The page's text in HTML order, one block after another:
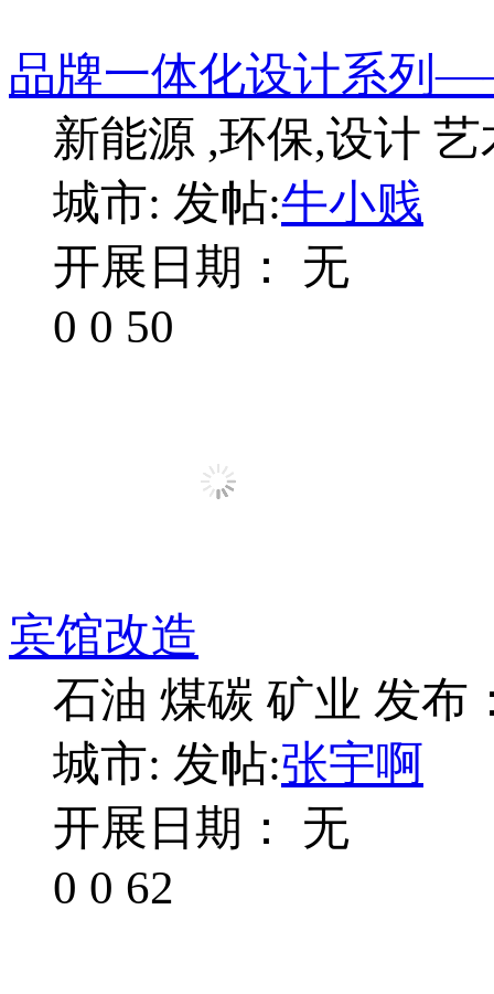
品牌一体化设计系列
新能源 ,环保,设计
城市: 发帖:牛小贱
开展日期： 无
0 0 50
宾馆改造
石油 煤碳 矿业 发布
城市: 发帖:张宇啊
开展日期： 无
0 0 62